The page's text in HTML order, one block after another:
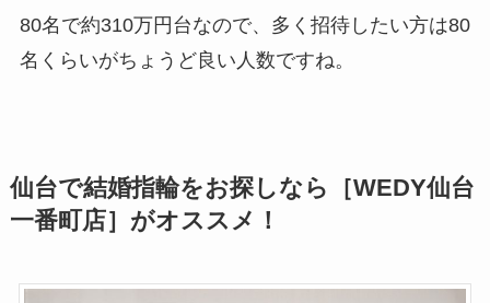
80名で約310万円台なので、多く招待したい方は80
名くらいがちょうど良い人数ですね。
仙台で結婚指輪をお探しなら［WEDY仙台
一番町店］がオススメ！